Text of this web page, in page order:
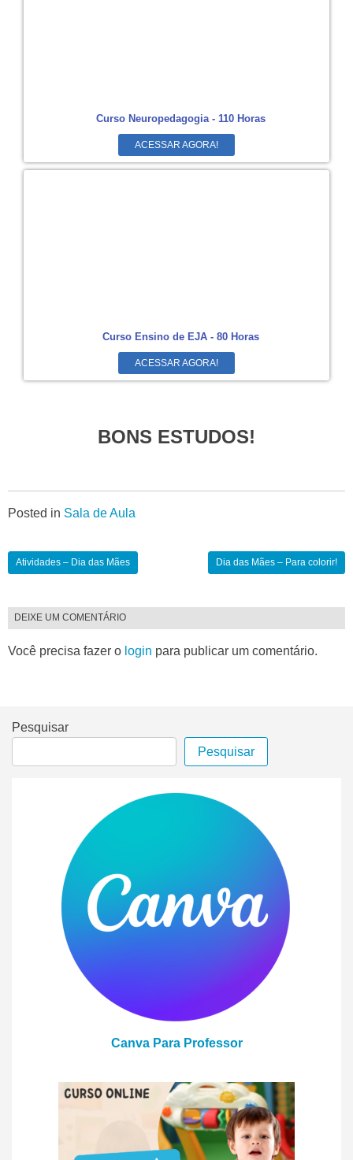
Curso Neuropedagogia - 110 Horas
ACESSAR AGORA!
Curso Ensino de EJA - 80 Horas
ACESSAR AGORA!
BONS ESTUDOS!
Posted in Sala de Aula
Atividades – Dia das Mães Dia das Mães – Para colorir!
DEIXE UM COMENTÁRIO
Você precisa fazer o login para publicar um comentário.
Pesquisar
Pesquisar
Canva Para Professor